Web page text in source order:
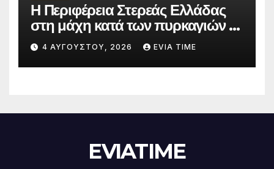
Η Περιφέρεια Στερεάς Ελλάδας
στη μάχη κατά των πυρκαγιών –
Δράσεις και στήριξη σε πέντε
περιφερειακές ενότητες
4 ΑΥΓΟΎΣΤΟΥ, 2026 EVIA TIME
EVIATIME